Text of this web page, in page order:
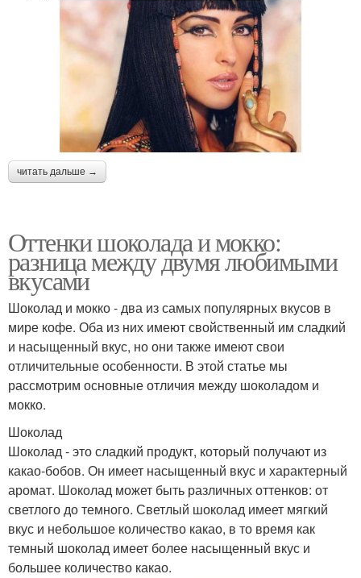
читать дальше →
Оттенки шоколада и мокко:
разница между двумя любимыми
вкусами
Шоколад и мокко - два из самых популярных вкусов в
мире кофе. Оба из них имеют свойственный им сладкий
и насыщенный вкус, но они также имеют свои
отличительные особенности. В этой статье мы
рассмотрим основные отличия между шоколадом и
мокко.
Шоколад
Шоколад - это сладкий продукт, который получают из
какао-бобов. Он имеет насыщенный вкус и характерный
аромат. Шоколад может быть различных оттенков: от
светлого до темного. Светлый шоколад имеет мягкий
вкус и небольшое количество какао, в то время как
темный шоколад имеет более насыщенный вкус и
большее количество какао.